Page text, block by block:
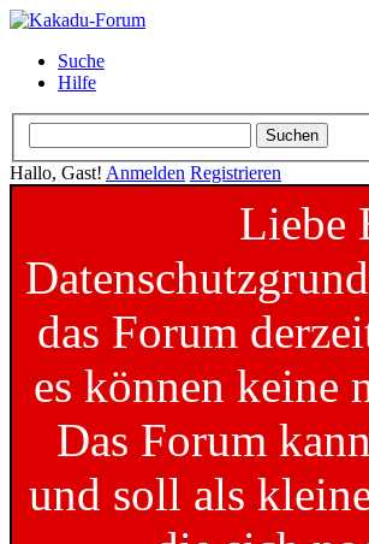
Suche
Hilfe
Hallo, Gast! Anmelden Registrieren
Liebe
das Forum
es können keine
Das Forum
und soll als